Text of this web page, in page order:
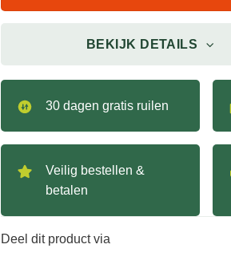
BEKIJK DETAILS
30 dagen gratis ruilen
Veilig bestellen &
betalen
Deel dit product via